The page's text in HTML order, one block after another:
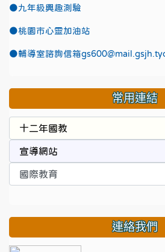
●九年級興趣測驗
●桃園市心靈加油站
●輔導室諮詢信箱
常用連結
連絡我們